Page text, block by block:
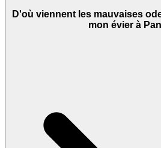
D'où viennent les mauvaises
mon évier à